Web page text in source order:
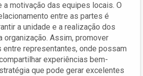
a motivação das equipes locais. O
entre as partes é
a unidade e a realização dos
Assim, promover
entre representantes, onde possam
experiências bem-
que pode gerar excelentes